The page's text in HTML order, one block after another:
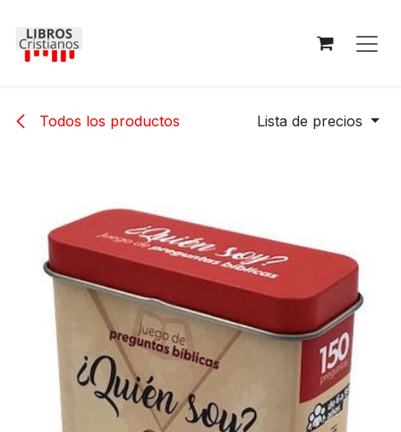
Todos los productos Lista de precios